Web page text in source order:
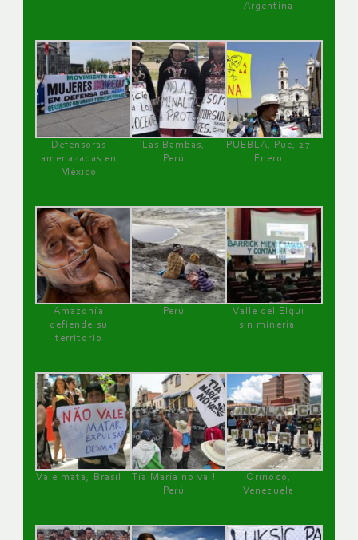
Argentina
Defensoras
amenazadas en
México
Las Bambas,
Perú
PUEBLA, Pue, 27
Enero
Amazonía
defiende su
territorio
Perú
Valle del Elqui
sin minería.
Vale mata, Brasil
Tía María no va !
Perú
Orinoco,
Venezuela